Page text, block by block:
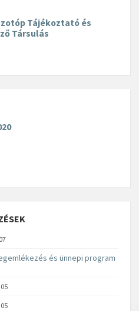
Tájékoztató és
Társulás
és ünnepi program